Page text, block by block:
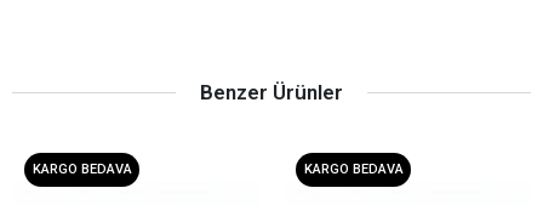
Benzer Ürünler
KARGO BEDAVA KARGO BEDAVA